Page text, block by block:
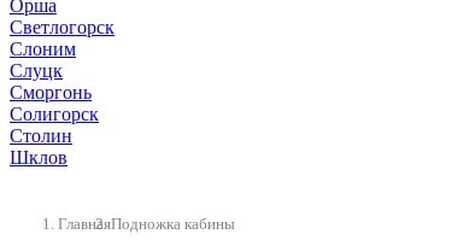
Орша
Светлогорск
Слоним
Слуцк
Сморгонь
Солигорск
Столин
Шклов
ГлавнаяПодножка кабины